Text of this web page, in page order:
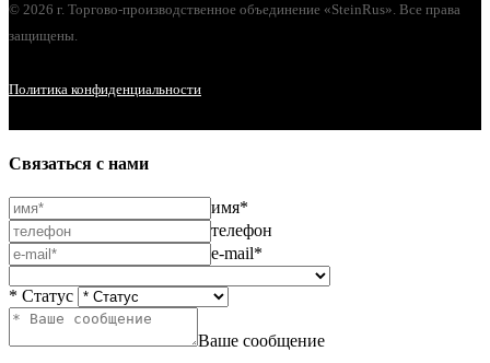
© 2026 г. Торгово-производственное объединение «SteinRus». Все права
защищены.
Политика конфиденциальности
Связаться с нами
имя*
телефон
e-mail*
* Статус
Ваше сообщение